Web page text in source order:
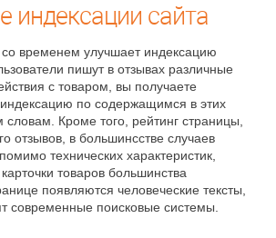
индексации сайта
временем улучшает индексацию
пишут в отзывах различные
с товаром, вы получаете
по содержащимся в этих
словам. Кроме того, рейтинг страницы,
отзывов, в большинсстве случаев
технических характеристик,
товаров большинства
появляются человеческие тексты,
современные поисковые системы.